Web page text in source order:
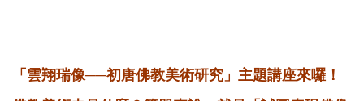
「雲翔瑞像──初唐佛教美術研究」主題講座來囉！